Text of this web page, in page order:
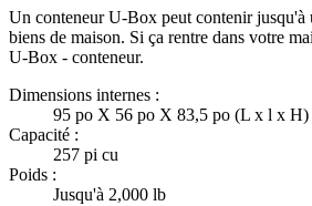
Un conteneur U-Box peut contenir jusqu'à
biens de maison. Si ça rentre dans votre
U-Box - conteneur.
Dimensions internes :
95 po X 56 po X 83,5 po (L x l x H)
Capacité :
257 pi cu
Poids :
Jusqu'à 2,000 lb